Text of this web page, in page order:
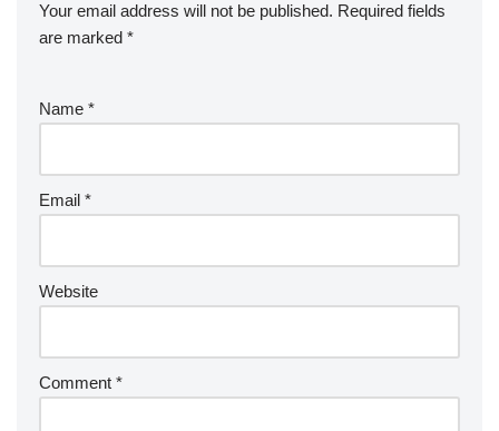
Your email address will not be published. Required fields
are marked *
Name *
Email *
Website
Comment *